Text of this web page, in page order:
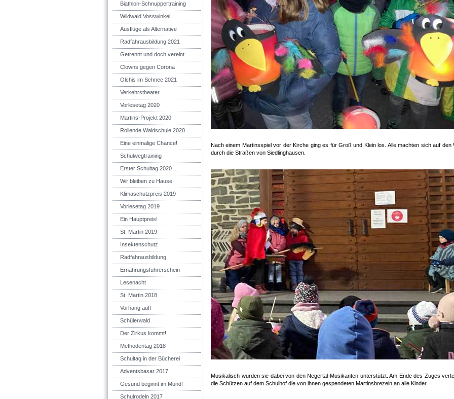
Biathlon-Schnuppertraining
Wildwald Vosswinkel
Ausflüge als Alternative
Radfahrausbildung 2021
Getrennt und doch vereint
Clowns gegen Corona
Olchis im Schnee 2021
Verkehrstheater
Vorlesetag 2020
Martins-Projekt 2020
Rollende Waldschule 2020
Eine einmalige Chance!
Schulwegtraining
Erster Schultag 2020 ...
Wir bleiben zu Hause
Klimaschutzpreis 2019
Vorlesetag 2019
Ein Hauptpreis!
St. Martin 2019
Insektenschutz
Radfahrausbildung
Ernährungsführerschein
Lesenacht
St. Martin 2018
Vorhang auf!
Schülerwald
Der Zirkus kommt!
Methodentag 2018
Schultag in der Bücherei
Adventsbasar 2017
Gesund beginnt im Mund!
Schulrodeln 2017
Nach einem Martinsspiel vor der Kirche ging es für Groß und Klein los. Alle machten sich auf den
durch die Straßen von Siedlinghausen.
Musikalisch wurden sie dabei von den Negertal-Musikanten unterstützt. Am Ende des Zuges
die Schützen auf dem Schulhof die von ihnen gespendeten Martinsbrezeln an alle Kinder.